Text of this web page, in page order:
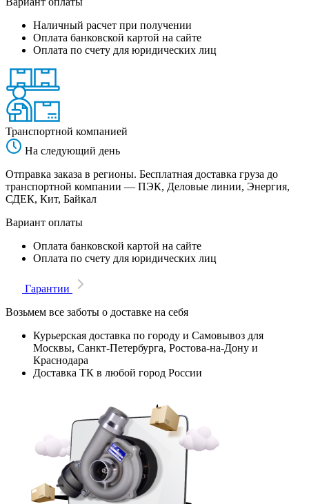
Наличный расчет при получении
Оплата банковской картой на сайте
Оплата по счету для юридических лиц
Транспортной компанией
На следующий день
Отправка заказа в регионы. Бесплатная доставка груза до
транспортной компании — ПЭК, Деловые линии, Энергия,
СДЕК, Кит, Байкал
Вариант оплаты
Оплата банковской картой на сайте
Оплата по счету для юридических лиц
Гарантии
Возьмем все заботы о доставке на себя
Курьерская доставка по городу и Самовывоз для
Москвы, Санкт-Петербурга, Ростова-на-Дону и
Краснодара
Доставка ТК в любой город России